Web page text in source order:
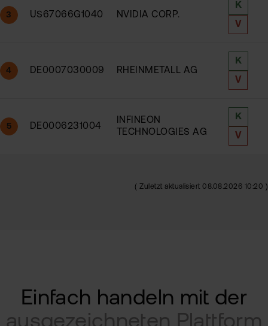
3 US67066G1040 NVIDIA CORP.
K
V
4 DE0007030009 RHEINMETALL AG
K
V
5 DE0006231004
INFINEON
TECHNOLOGIES AG
K
V
( Zuletzt aktualisiert 08.08.2026 10:20 )
Einfach handeln mit der